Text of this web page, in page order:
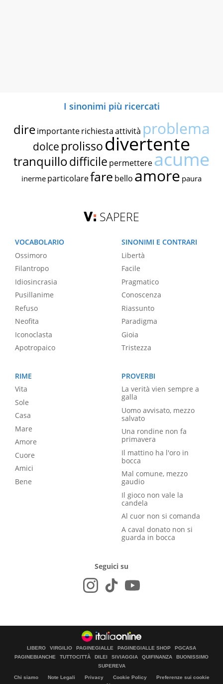
I sinonimi più ricercati
dire importante richiestaattività problema
dolce prolissodivertente
tranquillodifficile permettereacume
inerme particolarefare bello amore paura
SAPERE
VOCABOLARIO
Ossimoro
Filantropo
Idiosincrasia
Pusillanime
Refuso
Neofita
Iconoclasta
Apotropaico
SINONIMI E CONTRARI
Libertà
Facile
Pragmatico
Conoscenza
Riassunto
Paradigma
Gioia
Tristezza
RIME
Vita
Sole
Casa
Mare
Amore
Cuore
Amici
Bene
PROVERBI
La verità vien sempre a
galla
Uomo avvisato, mezzo
salvato
Una rondine non fa
primavera
Il mattino ha l'oro in
bocca
Mal comune, mezzo
gaudio
Il gioco non vale la
candela
Al cuor non si comanda
A caval donato non si
guarda in bocca
Seguici su
LIBERO VIRGILIO PAGINEGIALLE PAGINEGIALLE SHOP
PGCASA
PAGINEBIANCHE
TUTTOCITTÀ DILEI SIVIAGGIA QUIFINANZA
BUONISSIMO
SUPEREVA
Chi siamo Note Legali Privacy Cookie Policy
Preferenze sui cookie